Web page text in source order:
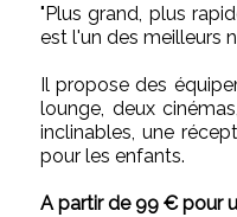
"Plus grand, plus
est l'un des meilleurs
Il propose des
lounge, deux
inclinables, une
pour les enfants.
A partir de 99 € pour